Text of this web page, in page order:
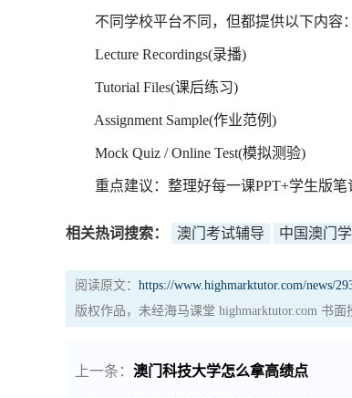
不同学校平台不同，但都提供以下内容：
Lecture Recordings(录播)
Tutorial Files(课后练习)
Assignment Sample(作业范例)
Mock Quiz / Online Test(模拟测验)
重点建议：整理好每一课PPT+学生版笔
相关热词搜索： 澳门考试辅导 中国澳门
阅读原文： https://www.highmarktutor.com/news/
版权作品，未经海马课堂 highmarktutor.com 书
上一条： 澳门科技大学怎么拿高绩点